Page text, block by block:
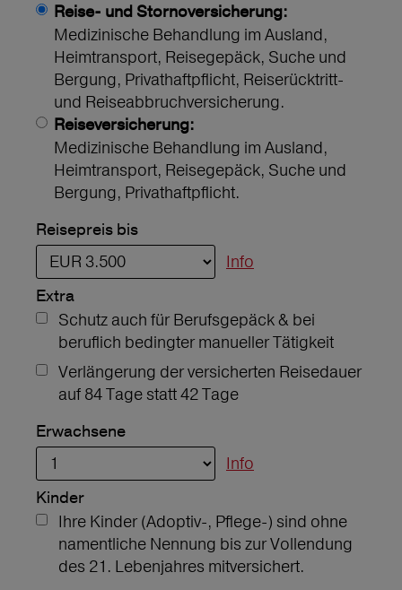
Reise- und Stornoversicherung:
Medizinische Behandlung im Ausland,
Heimtransport, Reisegepäck, Suche und
Bergung, Privathaftpflicht, Reiserücktritt-
und Reiseabbruchversicherung.
Reiseversicherung:
Medizinische Behandlung im Ausland,
Heimtransport, Reisegepäck, Suche und
Bergung, Privathaftpflicht.
Reisepreis bis
Info
Extra
Schutz auch für Berufsgepäck & bei
beruflich bedingter manueller Tätigkeit
Verlängerung der versicherten Reisedauer
auf 84 Tage statt 42 Tage
Erwachsene
Info
Kinder
Ihre Kinder (Adoptiv-, Pflege-) sind ohne
namentliche Nennung bis zur Vollendung
des 21. Lebenjahres mitversichert.